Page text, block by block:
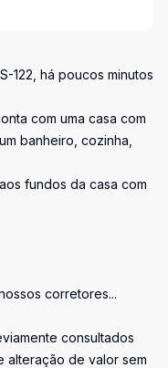
122, há poucos minutos
com uma casa com
banheiro, cozinha,
fundos da casa com
corretores...
consultados
alteração de valor sem